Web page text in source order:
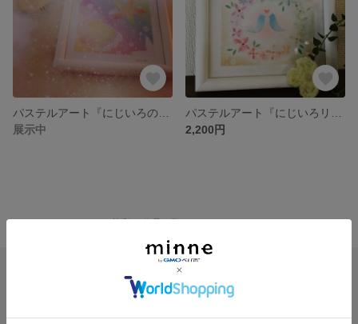
展示中
2,200円
minne ホーム atelier萌彩 の作品一覧
minneについて